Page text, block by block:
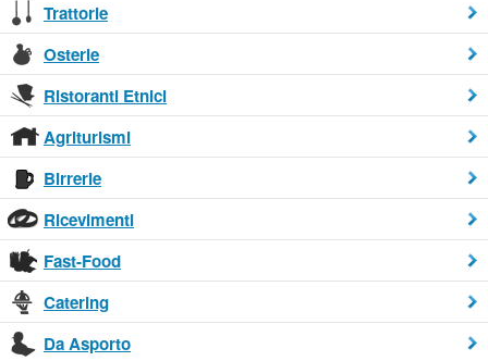
Trattorie
Osterie
Ristoranti Etnici
Agriturismi
Birrerie
Ricevimenti
Fast-Food
Catering
Da Asporto